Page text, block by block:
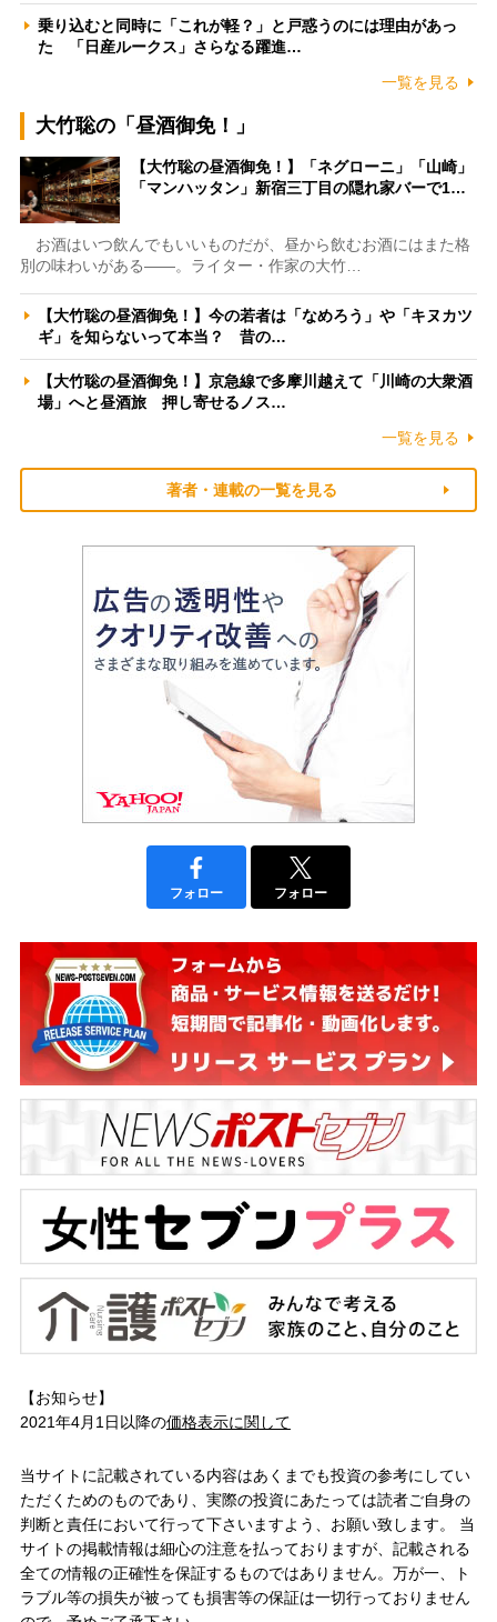
乗り込むと同時に「これが軽？」と戸惑うのには理由があっ
た 「日産ルークス」さらなる躍進…
一覧を見る
大竹聡の「昼酒御免！」
【大竹聡の昼酒御免！】「ネグローニ」「山崎」
「マンハッタン」新宿三丁目の隠れ家バーで1…
お酒はいつ飲んでもいいものだが、昼から飲むお酒にはまた格
別の味わいがある――。ライター・作家の大竹…
【大竹聡の昼酒御免！】今の若者は「なめろう」や「キヌカツ
ギ」を知らないって本当？ 昔の…
【大竹聡の昼酒御免！】京急線で多摩川越えて「川崎の大衆酒
場」へと昼酒旅 押し寄せるノス…
一覧を見る
著者・連載の一覧を見る
フォロー フォロー
【お知らせ】
2021年4月1日以降の価格表示に関して
当サイトに記載されている内容はあくまでも投資の参考にしてい
ただくためのものであり、実際の投資にあたっては読者ご自身の
判断と責任において行って下さいますよう、お願い致します。 当
サイトの掲載情報は細心の注意を払っておりますが、記載される
全ての情報の正確性を保証するものではありません。万が一、ト
ラブル等の損失が被っても損害等の保証は一切行っておりません